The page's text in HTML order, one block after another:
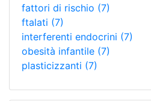
fattori di rischio (7)
ftalati (7)
interferenti endocrini (7)
obesità infantile (7)
plasticizzanti (7)